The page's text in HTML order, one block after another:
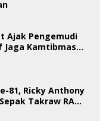
Ajak Pengemudi
Jaga Kamtibmas
81, Ricky Anthony
Takraw RA